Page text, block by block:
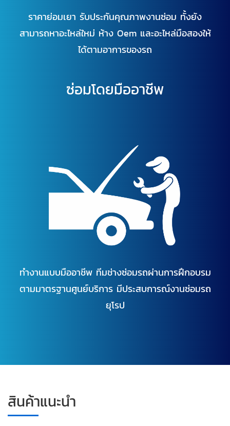
ราคาย่อมเยา รับประกันคุณภาพงานซ่อม ทั้งยัง
สามารถหาอะไหล่ใหม่ ห้าง Oem และอะไหล่มือสองให้
ได้ตามอาการของรถ
ซ่อมโดยมืออาชีพ
ทำงานแบบมืออาชีพ ทีมช่างซ่อมรถผ่านการฝึกอบรม
ตามมาตรฐานศูนย์บริการ มีประสบการณ์งานซ่อมรถ
ยุโรป
สินค้าแนะนำ